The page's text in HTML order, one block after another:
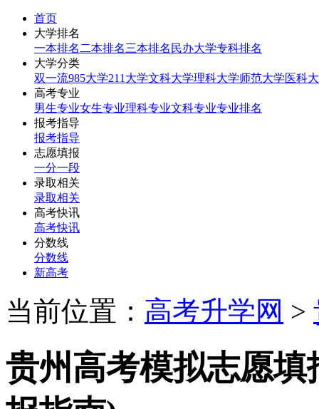
首页
大学排名
一本排名 二本排名三本排名 民办大学专科排名
大学分类
双一流985大学211大学文科大学理科大学师范大学医科
高考专业
男生专业女生专业理科专业文科专业专业排名
报考指导
报考指导
志愿填报
一分一段
录取相关
录取相关
高考快讯
高考快讯
分数线
分数线
新高考
当前位置： 高考升学网 >
贵州高考模拟志愿填